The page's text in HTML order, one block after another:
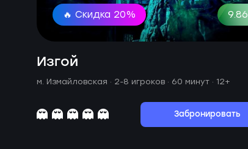
9.86
🔥 Скидка 20%
Изгой
м. Измайловская · 2-8 игроков · 60 минут · 12+
Забронировать